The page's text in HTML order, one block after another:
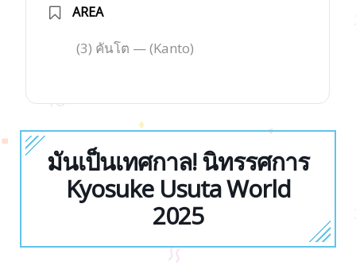
AREA
(3) คันโต — (Kanto)
มันเป็นเทศกาล! นิทรรศการ
Kyosuke Usuta World
2025